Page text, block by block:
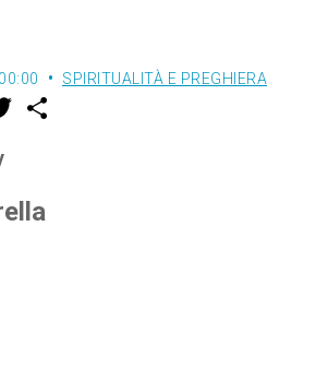
SPIRITUALITÀ E PREGHIERA
w
r